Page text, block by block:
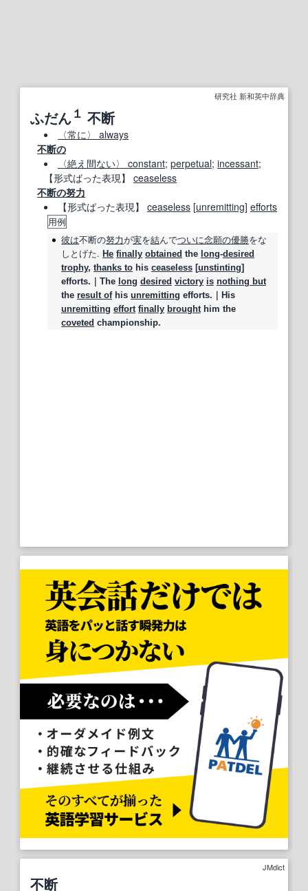
研究社 新和英中辞典
ふだん１ 不断
〈常に〉 always
不断の
〈絶え間ない〉 constant; perpetual; incessant;
【形式ばった表現】 ceaseless
不断の努力
【形式ばった表現】 ceaseless [unremitting] efforts
用例
彼は不断の努力が実を結んでついに念願の優勝をな
しとげた. He finally obtained the long‐desired
trophy, thanks to his ceaseless [unstinting]
efforts.｜The long desired victory is nothing but
the result ofhis unremitting efforts.｜His
unremitting effort finally broughthim the
coveted championship.
JMdict
不断